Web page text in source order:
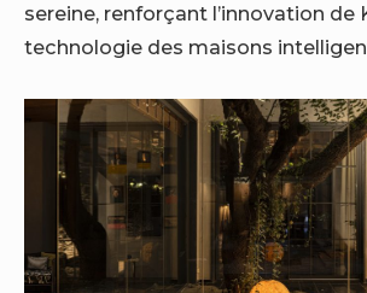
sereine, renforçant l’innovation de
technologie des maisons